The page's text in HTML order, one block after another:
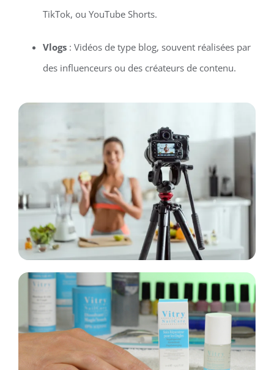
TikTok, ou YouTube Shorts.
Vlogs: Vidéos de type blog, souvent réalisées par
des influenceurs ou des créateurs de contenu.